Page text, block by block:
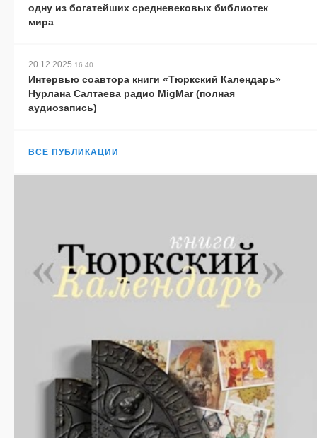
одну из богатейших средневековых библиотек
мира
20.12.2025 16:40
Интервью соавтора книги «Тюркский Календарь»
Нурлана Салтаева радио MigMar (полная
аудиозапись)
ВСЕ ПУБЛИКАЦИИ